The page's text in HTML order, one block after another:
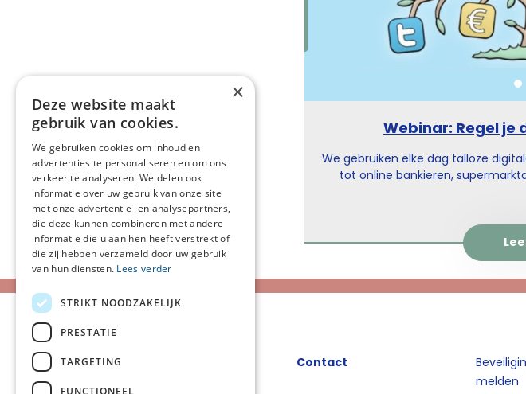
25 november 2026
op het bieden van zorg in de stervensfase, de
iemand die sterft, de begeleiding van naasten
om goed samen te werken met je collega's rond
aan bod
en welke
'normaal' sterfproces? Welke symptomen zijn
doen omdat deze niet bij het normale sterven
collega's samen rond het stervensproces van een
je zeggen tegen naasten die betrokken zijn bij
een sterfbed?
Lees meer
Webinar: Regel
We gebruiken elke dag talloze
tot online bankieren,
zaken van een overleden
webinar krijg je concrete
regelen én inzicht in wat er na
Contact
melden
×
Deze website maakt
gebruik van cookies.
We gebruiken cookies om inhoud en
advertenties te personaliseren en om ons
verkeer te analyseren. We delen ook
informatie over uw gebruik van onze site
met onze advertentie- en analysepartners,
die deze kunnen combineren met andere
informatie die u aan hen heeft verstrekt of
die zij hebben verzameld door uw gebruik
van hun diensten. Lees verder
STRIKT NOODZAKELIJK
PRESTATIE
TARGETING
FUNCTIONEEL